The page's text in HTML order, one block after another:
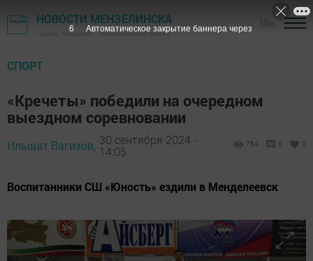
НОВОСТИ МЕНЗЕЛИНСКА
Газета "Мензеля" - Мензелинский район
СПОРТ
«Кречеты» победили на очередном
выездном соревновании
Ильшат Вагизов, 30 сентября 2024 -
14:05
784 0 0
Воспитанники СШ «Юность» ездили в Менделеевск
5 Автоматическое закрытие баннера через